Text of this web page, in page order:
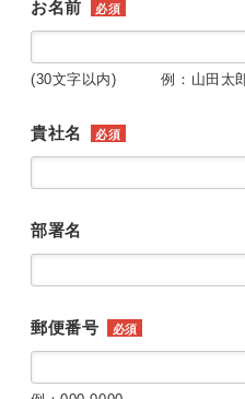
お名前 必須
(30文字以内) 例：山田太
貴社名 必須
部署名
郵便番号 必須